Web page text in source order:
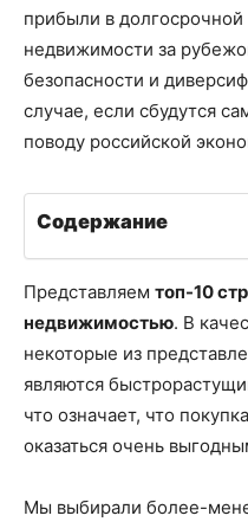
прибыли в
недвижимости за
безопасности и
случае, если сбудутся
поводу российской
Содержание
Представляем топ-10
недвижимостью. В
некоторые из
являются
что означает, что
оказаться очень
Мы выбирали более-